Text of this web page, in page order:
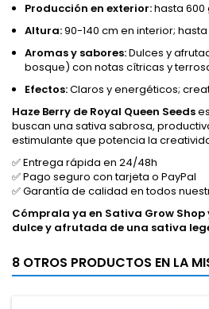
Producción en exterior:hasta
Altura:90-140 cm en interior;
Aromas y sabores:Dulces y
bosque) con notas cítricas y
Efectos:Claros y energéticos;
Haze Berry de Royal Queen Seeds
buscan una sativa sabrosa,
estimulante que potencia la
✅ Entrega rápida en 24/48h
✅ Pago seguro con tarjeta o PayPal
✅ Garantía de calidad en todos
Cómprala ya en Sativa Grow
dulce y afrutada de una sativa
8 OTROS PRODUCTOS EN LA